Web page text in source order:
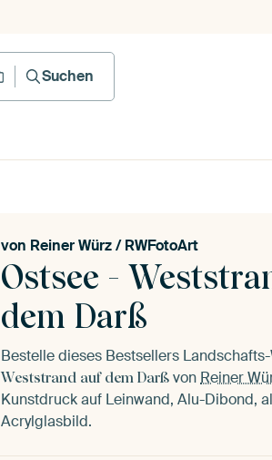
Suchen
Ostsee -
dem Darß
von Reiner Würz / RWFotoArt
Bestelle dieses Bestsellers
Weststrand auf dem Darß von Reiner
Kunstdruck auf Leinwand, Alu-Dibond,
Acrylglasbild.